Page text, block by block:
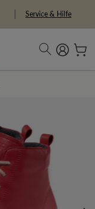
Service & Hilfe